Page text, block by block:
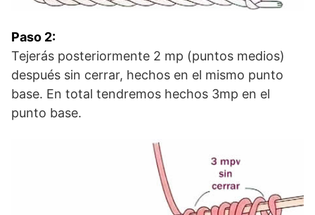
Paso 2:
Tejerás posteriormente 2 mp (puntos medios)
después sin cerrar, hechos en el mismo punto
base. En total tendremos hechos 3mp en el
punto base.